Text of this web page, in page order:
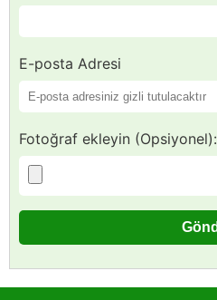
E-posta Adresi
Fotoğraf ekleyin (Opsiyonel):